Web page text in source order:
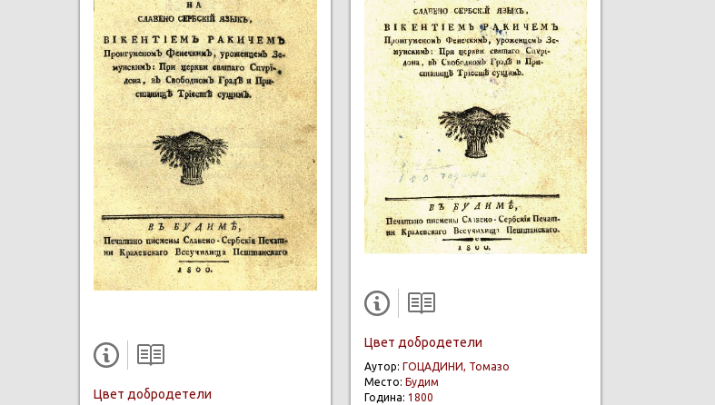
Цвет добродетели
Цвет добродетели
Аутор: ГОЦАДИНИ, Томазо
Место: Будим
Година: 1800